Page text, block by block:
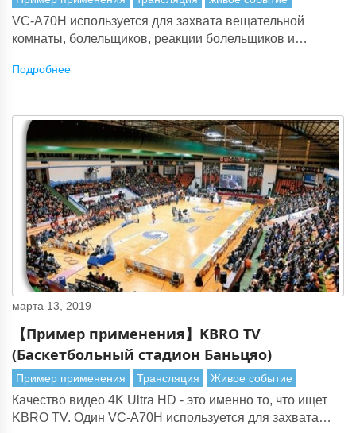
VC-A70H используется для захвата вещательной
комнаты, болельщиков, реакции болельщиков и
корпусов с видео высокой четкости 4K Ultra.
Подробнее
марта 13, 2019
【Пример применения】KBRO TV
(Баскетбольный стадион Баньцяо)
Пример применения Трансляция Живое событие
Качество видео 4K Ultra HD - это именно то, что ищет
KBRO TV. Один VC-A70H используется для захвата